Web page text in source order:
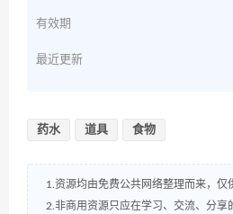
有效期
最近更新
药水 道具 食物
1.资源均由免费公共网络整理而来，仅
2.非商用资源只应在学习、交流、分享